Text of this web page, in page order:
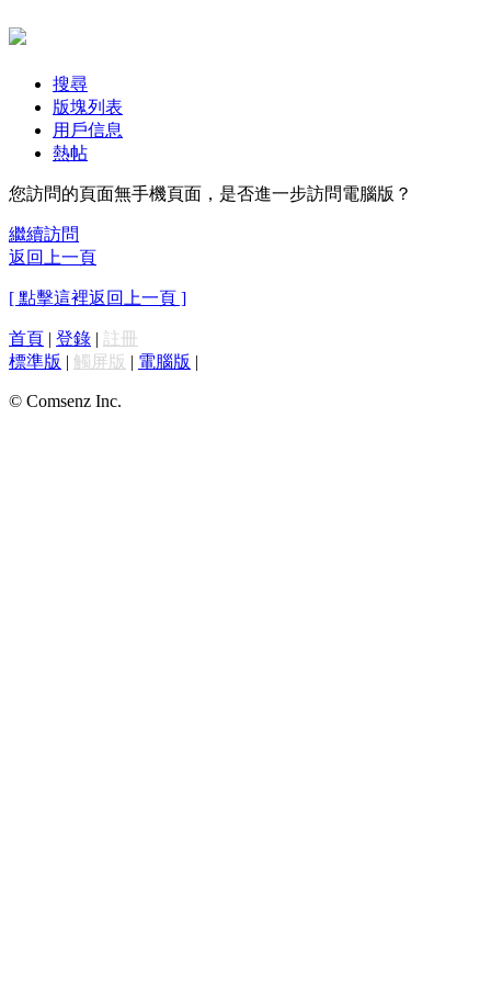
搜尋
版塊列表
用戶信息
熱帖
您訪問的頁面無手機頁面，是否進一步訪問電腦版？
繼續訪問
返回上一頁
[ 點擊這裡返回上一頁 ]
首頁 | 登錄 | 註冊
標準版 | 觸屏版 | 電腦版 |
© Comsenz Inc.